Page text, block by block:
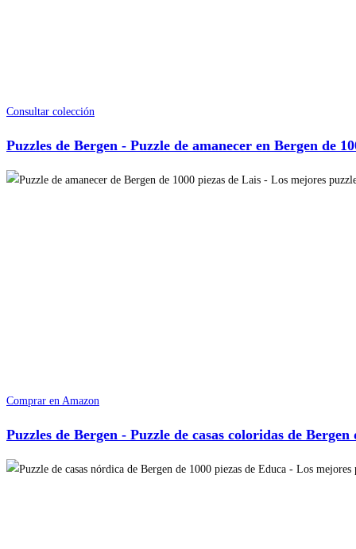
Consultar colección
Puzzles de Bergen - Puzzle de amanecer en Bergen de
Comprar en Amazon
Puzzles de Bergen - Puzzle de casas coloridas de Bergen